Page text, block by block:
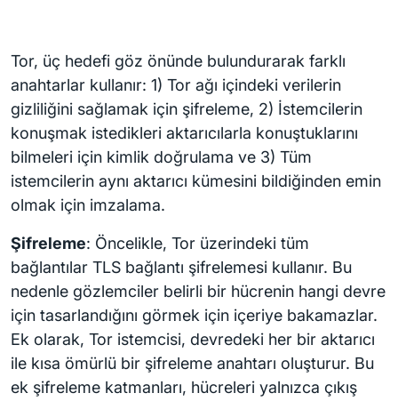
Tor, üç hedefi göz önünde bulundurarak farklı
anahtarlar kullanır: 1) Tor ağı içindeki verilerin
gizliliğini sağlamak için şifreleme, 2) İstemcilerin
konuşmak istedikleri aktarıcılarla konuştuklarını
bilmeleri için kimlik doğrulama ve 3) Tüm
istemcilerin aynı aktarıcı kümesini bildiğinden emin
olmak için imzalama.
Şifreleme: Öncelikle, Tor üzerindeki tüm
bağlantılar TLS bağlantı şifrelemesi kullanır. Bu
nedenle gözlemciler belirli bir hücrenin hangi devre
için tasarlandığını görmek için içeriye bakamazlar.
Ek olarak, Tor istemcisi, devredeki her bir aktarıcı
ile kısa ömürlü bir şifreleme anahtarı oluşturur. Bu
ek şifreleme katmanları, hücreleri yalnızca çıkış